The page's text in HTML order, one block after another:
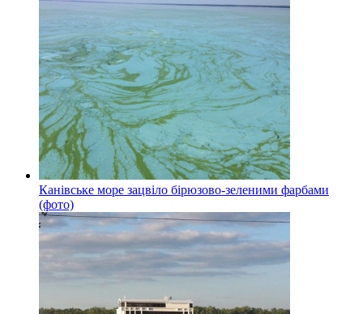
Канівське море зацвіло бірюзово-зеленими фарбами
(фото)